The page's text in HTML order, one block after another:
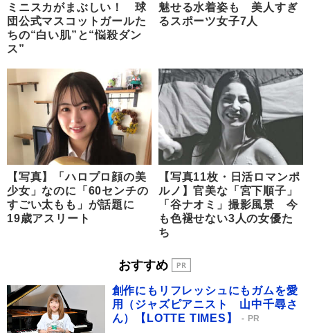
ミニスカがまぶしい！ 球
団公式マスコットガールた
ちの“白い肌”と“悩殺ダン
ス”
魅せる水着姿も 美人すぎ
るスポーツ女子7人
【写真】「ハロプロ顔の美
少女」なのに「60センチの
すごい太もも」が話題に
19歳アスリート
【写真11枚・日活ロマンポ
ルノ】官美な「宮下順子」
「谷ナオミ」撮影風景 今
も色褪せない3人の女優た
ち
おすすめ
創作にもリフレッシュにもガムを愛
用（ジャズピアニスト 山中千尋さ
ん）【LOTTE TIMES】
PR